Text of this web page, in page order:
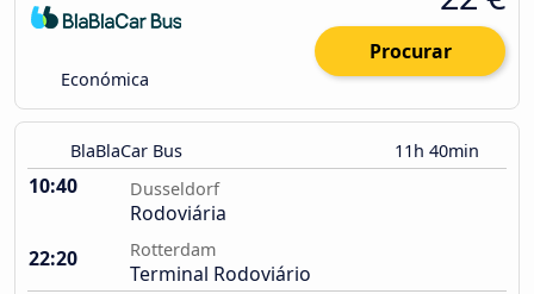
Económica
Procurar
BlaBlaCar Bus 11h 40min
10:40 Dusseldorf
Rodoviária
22:20
Rotterdam
Terminal Rodoviário